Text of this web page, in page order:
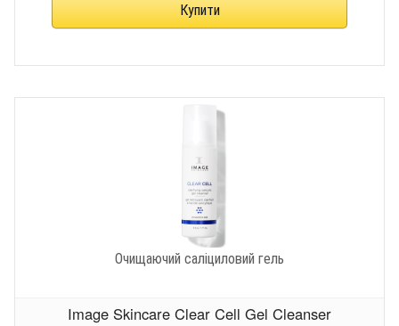
Очищаючий саліциловий гель
Image Skincare Clear Cell Gel Cleanser